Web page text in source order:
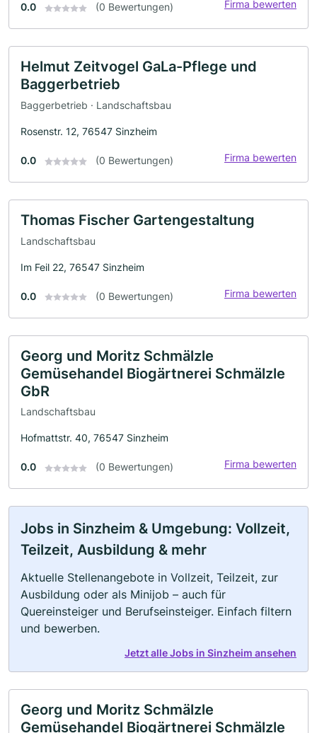
0.0 (0 Bewertungen) Firma bewerten
Helmut Zeitvogel GaLa-Pflege und
Baggerbetrieb
Baggerbetrieb · Landschaftsbau
Rosenstr. 12, 76547 Sinzheim
0.0 (0 Bewertungen) Firma bewerten
Thomas Fischer Gartengestaltung
Landschaftsbau
Im Feil 22, 76547 Sinzheim
0.0 (0 Bewertungen) Firma bewerten
Georg und Moritz Schmälzle
Gemüsehandel Biogärtnerei Schmälzle
GbR
Landschaftsbau
Hofmattstr. 40, 76547 Sinzheim
0.0 (0 Bewertungen) Firma bewerten
Jobs in Sinzheim & Umgebung: Vollzeit,
Teilzeit, Ausbildung & mehr
Aktuelle Stellenangebote in Vollzeit, Teilzeit, zur
Ausbildung oder als Minijob – auch für
Quereinsteiger und Berufseinsteiger. Einfach filtern
und bewerben.
Jetzt alle Jobs in Sinzheim ansehen
Georg und Moritz Schmälzle
Gemüsehandel Biogärtnerei Schmälzle